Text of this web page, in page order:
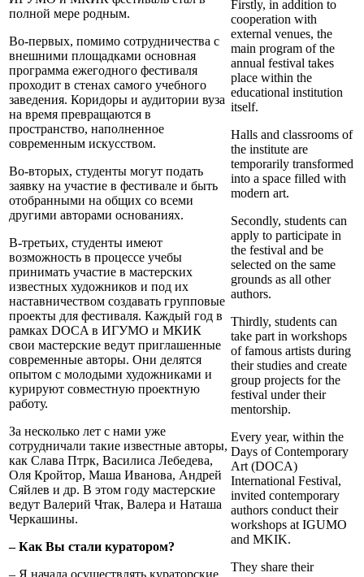
полной мере родным.
Во-первых, помимо сотрудничества с
внешними площадками основная
программа ежегодного фестиваля
проходит в стенах самого учебного
заведения. Коридоры и аудитории вуза
на время превращаются в
пространство, наполненное
современным искусством.
Во-вторых, студенты могут подать
заявку на участие в фестивале и быть
отобранными на общих со всеми
другими авторами основаниях.
В-третьих, студенты имеют
возможность в процессе учебы
принимать участие в мастерских
известных художников и под их
наставничеством создавать групповые
проекты для фестиваля. Каждый год в
рамках DOCA в ИГУМО и МКИК
свои мастерские ведут приглашенные
современные авторы. Они делятся
опытом с молодыми художниками и
курируют совместную проектную
работу.
За несколько лет с нами уже
сотрудничали такие известные авторы,
как Слава Птрк, Василиса Лебедева,
Оля Кройтор, Маша Иванова, Андрей
Сяйлев и др. В этом году мастерские
ведут Валерий Чтак, Валера и Наташа
Черкашины.
– Как Вы стали куратором?
– Я начала осуществлять кураторские
Firstly, in addition to
cooperation with
external venues, the
main program of the
annual festival takes
place within the
educational institution
itself.
Halls and classrooms of
the institute are
temporarily transformed
into a space filled with
modern art.
Secondly, students can
apply to participate in
the festival and be
selected on the same
grounds as all other
authors.
Thirdly, students can
take part in workshops
of famous artists during
their studies and create
group projects for the
festival under their
mentorship.
Every year, within the
Days of Contemporary
Art (DOCA)
International Festival,
invited contemporary
authors conduct their
workshops at IGUMO
and MKIK.
They share their